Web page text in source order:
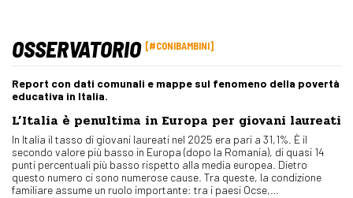
OSSERVATORIO #CONIBAMBINI
Report con dati comunali e mappe sul fenomeno della povertà
educativa in Italia.
L’Italia è penultima in Europa per giovani laureati
In Italia il tasso di giovani laureati nel 2025 era pari a 31,1%. È il
secondo valore più basso in Europa (dopo la Romania), di quasi 14
punti percentuali più basso rispetto alla media europea. Dietro
questo numero ci sono numerose cause. Tra queste, la condizione
familiare assume un ruolo importante: tra i paesi Ocse,…